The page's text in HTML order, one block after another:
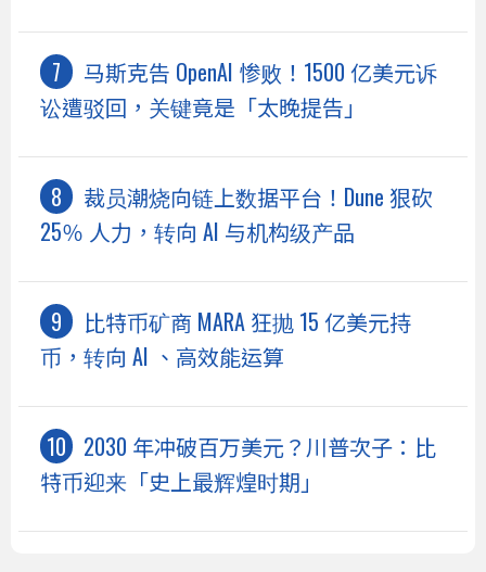
马斯克告 OpenAI 惨败！1500 亿美元诉
讼遭驳回，关键竟是「太晚提告」
裁员潮烧向链上数据平台！Dune 狠砍
25％ 人力，转向 AI 与机构级产品
比特币矿商 MARA 狂抛 15 亿美元持
币，转向 AI 、高效能运算
2030 年冲破百万美元？川普次子：比
特币迎来「史上最辉煌时期」